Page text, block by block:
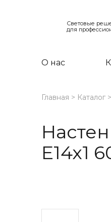
Световые
для
О нас
Главная Каталог
E14х1